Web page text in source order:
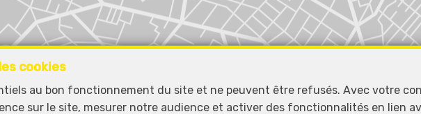
cookies
au bon fonctionnement du site et ne peuvent être refusés. Avec votre
sur le site, mesurer notre audience et activer des fonctionnalités en lien